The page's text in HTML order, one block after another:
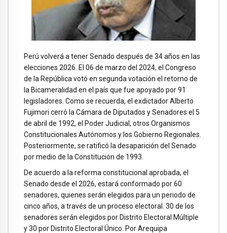
Perú volverá a tener Senado después de 34 años en las
elecciones 2026. El 06 de marzo del 2024, el Congreso
de la República votó en segunda votación el retorno de
la Bicameralidad en el país que fue apoyado por 91
legisladores. Como se recuerda, el exdictador Alberto
Fujimori cerró la Cámara de Diputados y Senadores el 5
de abril de 1992, el Poder Judicial, otros Organismos
Constitucionales Autónomos y los Gobierno Regionales.
Posteriormente, se ratificó la desaparición del Senado
por medio de la Constitución de 1993.
De acuerdo a la reforma constitucional aprobada, el
Senado desde el 2026, estará conformado por 60
senadores, quienes serán elegidos para un periodo de
cinco años, a través de un proceso electoral. 30 de los
senadores serán elegidos por Distrito Electoral Múltiple
y 30 por Distrito Electoral Único. Por Arequipa